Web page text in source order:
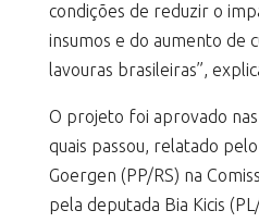
condições de reduzir o
insumos e do aumento de
lavouras brasileiras”,
O projeto foi aprovado
quais passou, relatado
Goergen (PP/RS) na
pela deputada Bia Kicis